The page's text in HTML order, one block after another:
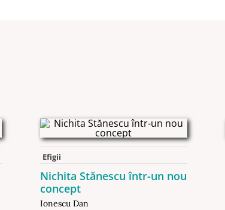
Efigii
Nichita Stănescu într-un nou
concept
Ionescu Dan